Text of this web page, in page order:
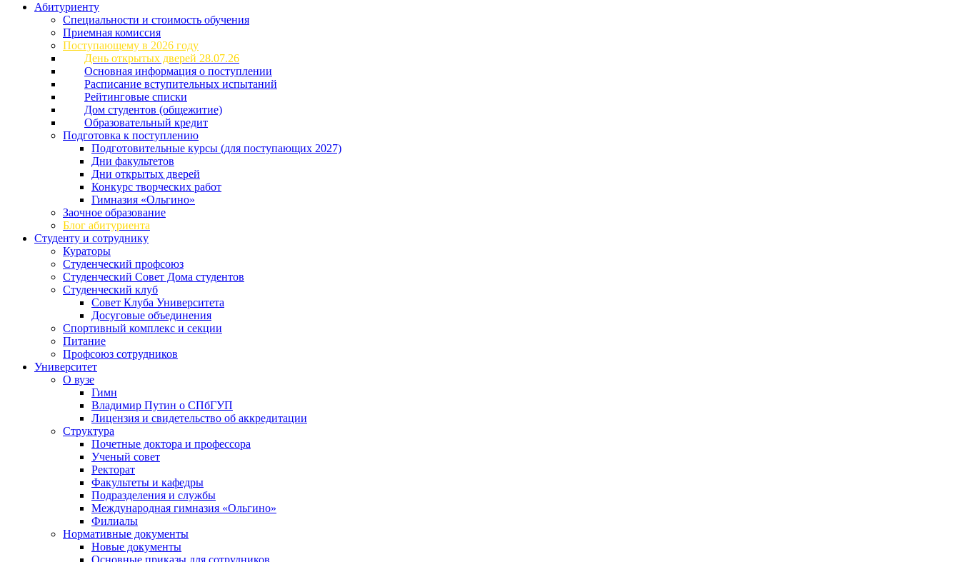
Абитуриенту
Специальности и стоимость обучения
Приемная комиссия
Поступающему в 2026 году
День открытых дверей 28.07.26
Основная информация о поступлении
Расписание вступительных испытаний
Рейтинговые списки
Дом студентов (общежитие)
Образовательный кредит
Подготовка к поступлению
Подготовительные курсы (для поступающих 2027)
Дни факультетов
Дни открытых дверей
Конкурс творческих работ
Гимназия «Ольгино»
Заочное образование
Блог абитуриента
Студенту и сотруднику
Кураторы
Студенческий профсоюз
Студенческий Совет Дома студентов
Студенческий клуб
Совет Клуба Университета
Досуговые объединения
Спортивный комплекс и секции
Питание
Профсоюз сотрудников
Университет
О вузе
Гимн
Владимир Путин о СПбГУП
Лицензия и свидетельство об аккредитации
Структура
Почетные доктора и профессора
Ученый совет
Ректорат
Факультеты и кафедры
Подразделения и службы
Международная гимназия «Ольгино»
Филиалы
Нормативные документы
Новые документы
Основные приказы для сотрудников